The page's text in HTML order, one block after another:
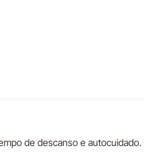
de descanso e autocuidado.